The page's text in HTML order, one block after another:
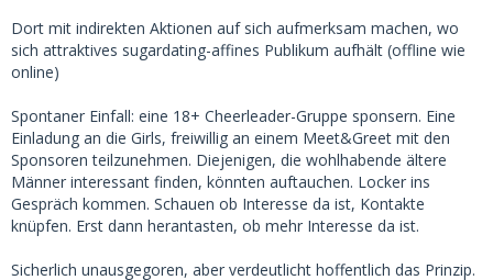
Dort mit indirekten Aktionen auf sich aufmerksam machen, wo
sich attraktives sugardating-affines Publikum aufhält (offline wie
online)
Spontaner Einfall: eine 18+ Cheerleader-Gruppe sponsern. Eine
Einladung an die Girls, freiwillig an einem Meet&Greet mit den
Sponsoren teilzunehmen. Diejenigen, die wohlhabende ältere
Männer interessant finden, könnten auftauchen. Locker ins
Gespräch kommen. Schauen ob Interesse da ist, Kontakte
knüpfen. Erst dann herantasten, ob mehr Interesse da ist.
Sicherlich unausgegoren, aber verdeutlicht hoffentlich das Prinzip.